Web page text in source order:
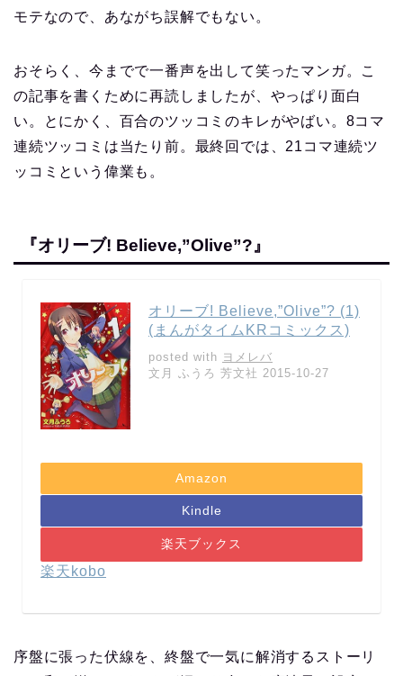
モテなので、あながち誤解でもない。
おそらく、今までで一番声を出して笑ったマンガ。こ
の記事を書くために再読しましたが、やっぱり面白
い。とにかく、百合のツッコミのキレがやばい。8コマ
連続ツッコミは当たり前。最終回では、21コマ連続ツ
ッコミという偉業も。
『オリーブ! Believe,”Olive”?』
オリーブ! Believe,”Olive”? (1)
(まんがタイムKRコミックス)
posted with ヨメレバ
文月 ふうろ 芳文社 2015-10-27
Amazon
Kindle
楽天ブックス
楽天kobo
序盤に張った伏線を、終盤で一気に解消するストーリ